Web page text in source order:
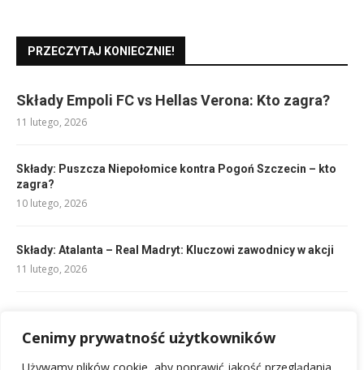
Cenimy prywatność użytkowników
PRZECZYTAJ KONIECZNIE!
Składy Empoli FC vs Hellas Verona: Kto zagra?
11 lutego, 2026
Składy: Puszcza Niepołomice kontra Pogoń Szczecin – kto
zagra?
10 lutego, 2026
Składy: Atalanta – Real Madryt: Kluczowi zawodnicy w akcji
11 lutego, 2026
12 lutego, 2026